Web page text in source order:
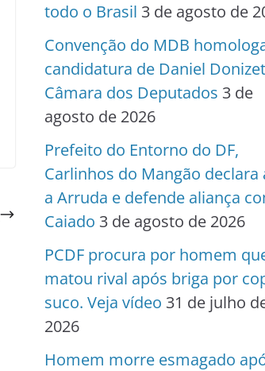
todo o Brasil 3 de agosto de
Convenção do MDB
candidatura de Daniel
Câmara dos Deputados 3 de
agosto de 2026
Prefeito do Entorno do DF,
Carlinhos do Mangão declara
a Arruda e defende aliança
Caiado 3 de agosto de 2026
PCDF procura por homem
matou rival após briga por
suco. Veja vídeo 31 de julho
2026
Homem morre esmagado